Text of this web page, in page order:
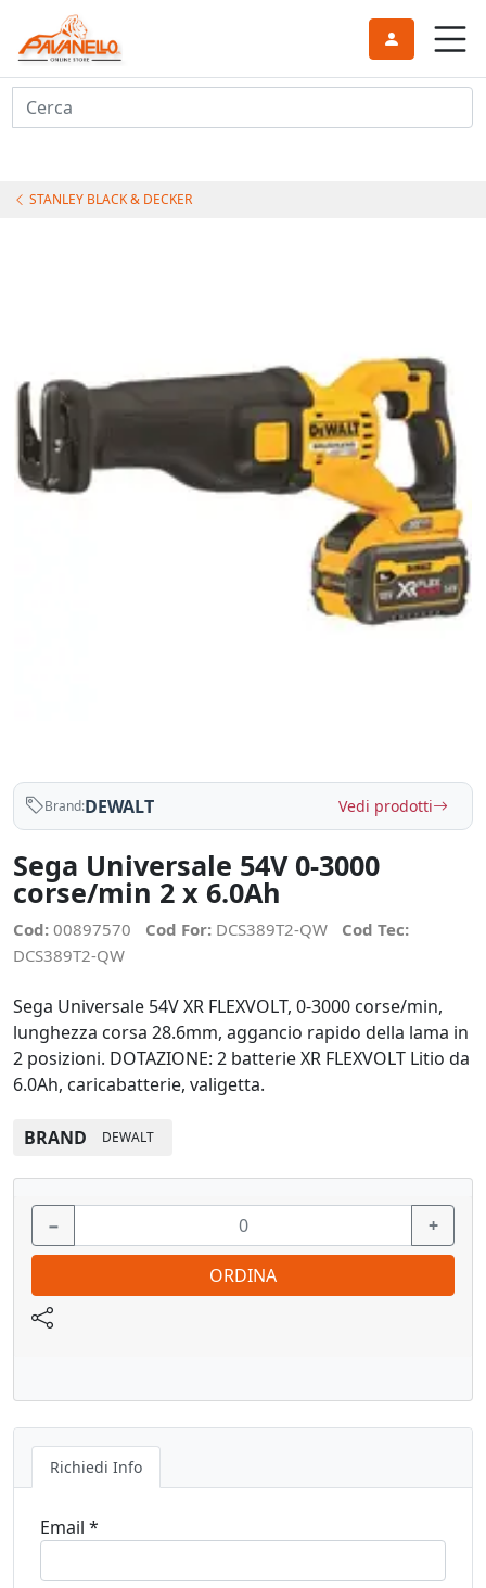
Cerca
STANLEY BLACK & DECKER
Brand:DEWALT Vedi prodotti
Sega Universale 54V 0-3000
corse/min 2 x 6.0Ah
Cod: 00897570 Cod For: DCS389T2-QW
Cod Tec:
DCS389T2-QW
Sega Universale 54V XR FLEXVOLT, 0-3000 corse/min,
lunghezza corsa 28.6mm, aggancio rapido della lama in
2 posizioni. DOTAZIONE: 2 batterie XR FLEXVOLT Litio da
6.0Ah, caricabatterie, valigetta.
BRAND DEWALT
− +
ORDINA
Richiedi Info
Email *